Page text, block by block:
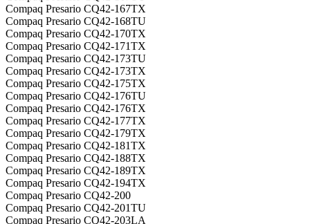
Compaq Presario CQ42-167TX
Compaq Presario CQ42-168TU
Compaq Presario CQ42-170TX
Compaq Presario CQ42-171TX
Compaq Presario CQ42-173TU
Compaq Presario CQ42-173TX
Compaq Presario CQ42-175TX
Compaq Presario CQ42-176TU
Compaq Presario CQ42-176TX
Compaq Presario CQ42-177TX
Compaq Presario CQ42-179TX
Compaq Presario CQ42-181TX
Compaq Presario CQ42-188TX
Compaq Presario CQ42-189TX
Compaq Presario CQ42-194TX
Compaq Presario CQ42-200
Compaq Presario CQ42-201TU
Compaq Presario CQ42-203LA